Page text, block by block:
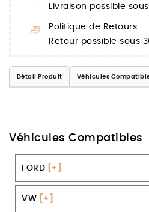
Livraison possible
Politique de Retours
Retour possible sous
Détail Produit Véhicules
Véhicules Compatibles
FORD [+]
VW [+]